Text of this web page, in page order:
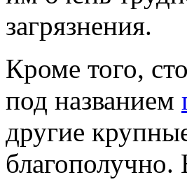
загрязнения.
Кроме того,
под названием
другие
благополучно.